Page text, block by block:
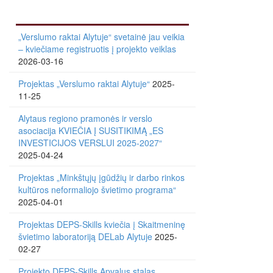
„Verslumo raktai Alytuje“ svetainė jau veikia
– kviečiame registruotis į projekto veiklas
2026-03-16
Projektas „Verslumo raktai Alytuje“ 2025-
11-25
Alytaus regiono pramonės ir verslo
asociacija KVIEČIA Į SUSITIKIMĄ „ES
INVESTICIJOS VERSLUI 2025-2027“
2025-04-24
Projektas „Minkštųjų įgūdžių ir darbo rinkos
kultūros neformaliojo švietimo programa“
2025-04-01
Projektas DEPS-Skills kviečia į Skaitmeninę
švietimo laboratoriją DELab Alytuje 2025-
02-27